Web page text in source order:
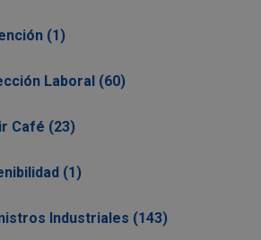
(1)
Laboral (60)
Café (23)
(1)
Industriales (143)